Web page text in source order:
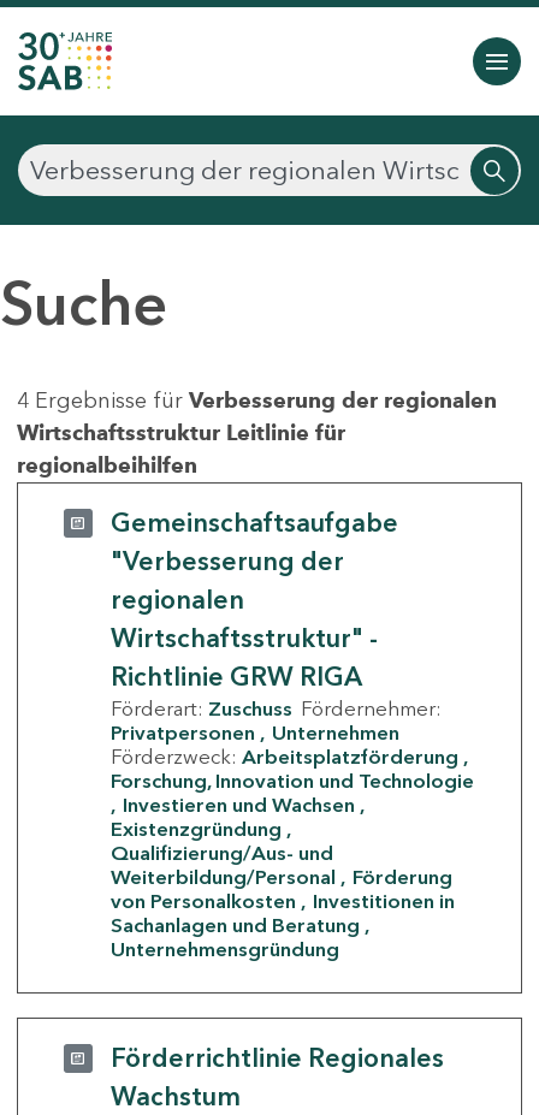
Suche
4 Ergebnisse für Verbesserung der regionalen
Wirtschaftsstruktur Leitlinie für
regionalbeihilfen
Gemeinschaftsaufgabe
"Verbesserung der
regionalen
Wirtschaftsstruktur" -
Richtlinie GRW RIGA
Förderart: Zuschuss Fördernehmer:
Privatpersonen
Unternehmen
Förderzweck: Arbeitsplatzförderung
Forschung, Innovation und Technologie
Investieren und Wachsen
Existenzgründung
Qualifizierung/Aus- und
Weiterbildung/Personal
Förderung
von Personalkosten
Investitionen in
Sachanlagen und Beratung
Unternehmensgründung
Förderrichtlinie Regionales
Wachstum